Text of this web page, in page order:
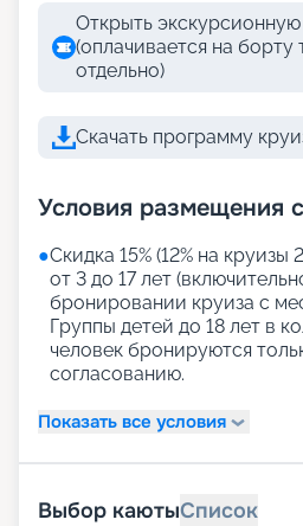
Открыть
(оплачивается на борту
отдельно)
Скачать программу
Условия размещения
●Скидка 15% (12% на круизы
от 3 до 17 лет
бронировании круиза с
Группы детей до 18 лет в
человек бронируются
согласованию.
Показать все условия
Выбор каютыСписок